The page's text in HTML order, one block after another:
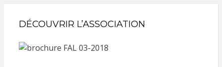
DÉCOUVRIR L’ASSOCIATION